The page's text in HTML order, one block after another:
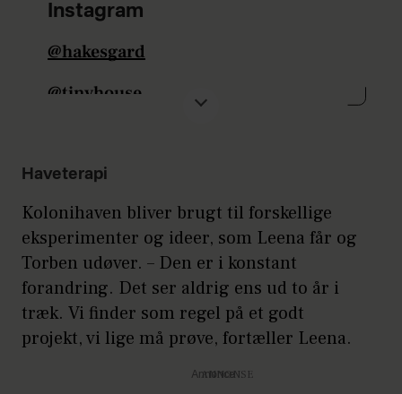
Instagram
@hakesgard
@tinyhouse
Haveterapi
Kolonihaven bliver brugt til forskellige
eksperimenter og ideer, som Leena får og
Torben udøver. – Den er i konstant
forandring. Det ser aldrig ens ud to år i
træk. Vi finder som regel på et godt
projekt, vi lige må prøve, fortæller Leena.
Annonce